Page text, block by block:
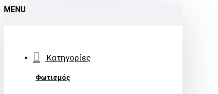
MENU
Κατηγορίες
Φωτισμός